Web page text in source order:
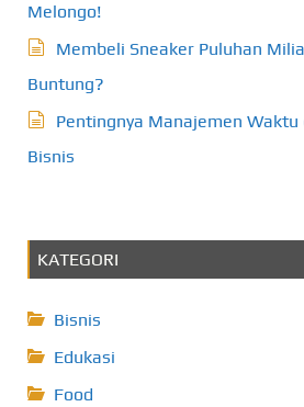
Melongo!
Membeli Sneaker Puluhan
Buntung?
Pentingnya Manajemen
Bisnis
KATEGORI
Bisnis
Edukasi
Food